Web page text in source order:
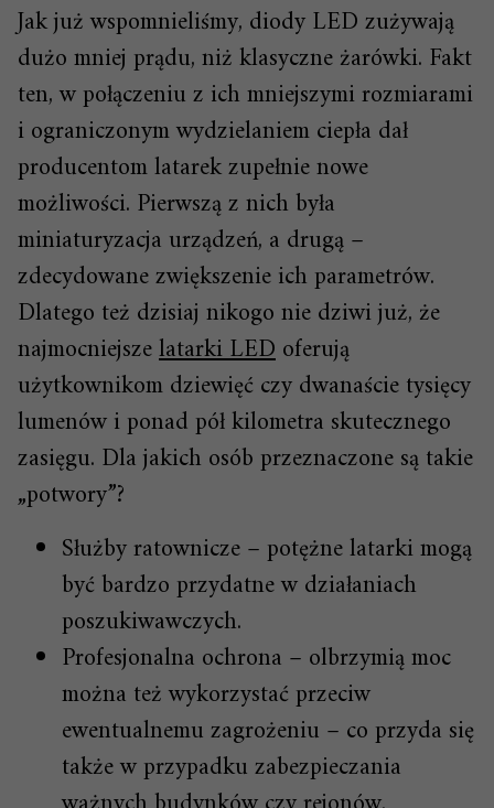
Jak już wspomnieliśmy, diody LED zużywają
dużo mniej prądu, niż klasyczne żarówki. Fakt
ten, w połączeniu z ich mniejszymi rozmiarami
i ograniczonym wydzielaniem ciepła dał
producentom latarek zupełnie nowe
możliwości. Pierwszą z nich była
miniaturyzacja urządzeń, a drugą –
zdecydowane zwiększenie ich parametrów.
Dlatego też dzisiaj nikogo nie dziwi już, że
najmocniejszelatarki LEDoferują
użytkownikom dziewięć czy dwanaście tysięcy
lumenów i ponad pół kilometra skutecznego
zasięgu. Dla jakich osób przeznaczone są takie
„potwory”?
Służby ratownicze – potężne latarki mogą
być bardzo przydatne w działaniach
poszukiwawczych.
Profesjonalna ochrona – olbrzymią moc
można też wykorzystać przeciw
ewentualnemu zagrożeniu – co przyda się
także w przypadku zabezpieczania